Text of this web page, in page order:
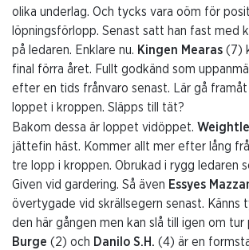
olika underlag. Och tycks vara oöm för
löpningsförlopp. Senast satt han fast med
på ledaren. Enklare nu. Kingen Mearas (7)
final förra året. Fullt godkänd som
efter en tids frånvaro senast. Lär gå
loppet i kroppen. Släpps till tät?
Bakom dessa är loppet vidöppet.
jättefin häst. Kommer allt mer efter lång
tre lopp i kroppen. Obrukad i rygg ledaren
Given vid gardering. Så även Essyes
övertygade vid skrällsegern senast. Känns
den här gången men kan slå till igen om tur
Burge (2) och Danilo S.H. (4) är en